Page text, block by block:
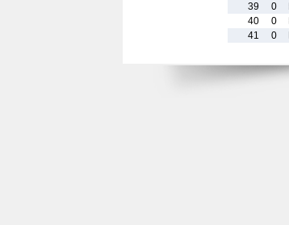
39
0
40
0
41
0